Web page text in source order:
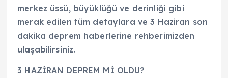
merkez üssü, büyüklüğü ve derinliği gibi
merak edilen tüm detaylara ve 3 Haziran son
dakika deprem haberlerine rehberimizden
ulaşabilirsiniz.
3 HAZİRAN DEPREM Mİ OLDU?